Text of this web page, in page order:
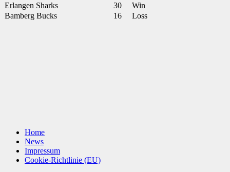
Erlangen Sharks
30
Win
Bamberg Bucks
16 Loss
Home
News
Impressum
Cookie-Richtlinie (EU)